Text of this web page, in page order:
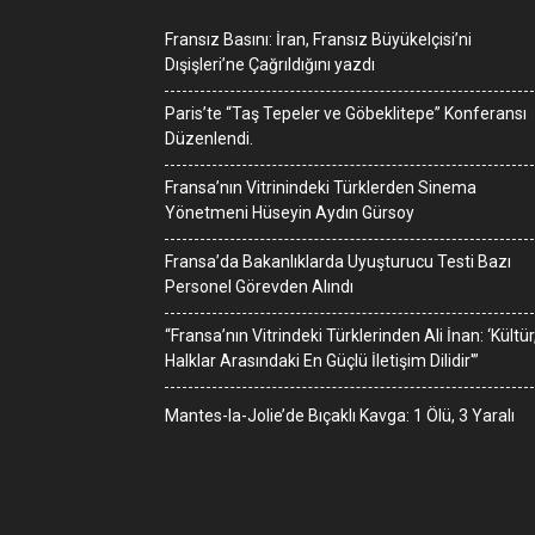
Fransız Basını: İran, Fransız Büyükelçisi’ni
Dışişleri’ne Çağrıldığını yazdı
Paris’te “Taş Tepeler ve Göbeklitepe” Konferansı
Düzenlendi.
Fransa’nın Vitrinindeki Türklerden Sinema
Yönetmeni Hüseyin Aydın Gürsoy
Fransa’da Bakanlıklarda Uyuşturucu Testi Bazı
Personel Görevden Alındı
“Fransa’nın Vitrindeki Türklerinden Ali İnan: ‘Kültür,
Halklar Arasındaki En Güçlü İletişim Dilidir'”
Mantes-la-Jolie’de Bıçaklı Kavga: 1 Ölü, 3 Yaralı